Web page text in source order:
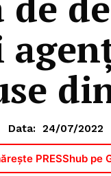
Data: 24/07/2022
PRESShub pe